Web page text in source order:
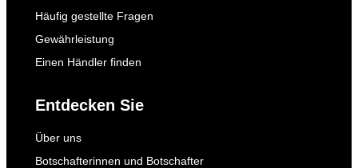
Häufig gestellte Fragen
Gewährleistung
Einen Händler finden
Entdecken Sie
Über uns
Botschafterinnen und Botschafter